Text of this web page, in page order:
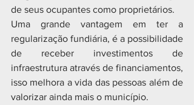
de seus ocupantes como proprietários.
Uma grande vantagem em ter a
regularização fundiária, é a possibilidade
de receber investimentos de
infraestrutura através de financiamentos,
isso melhora a vida das pessoas além de
valorizar ainda mais o município.